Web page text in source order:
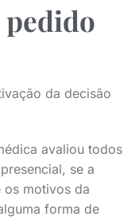
pedido
da decisão
avaliou todos
se a
os motivos da
forma de